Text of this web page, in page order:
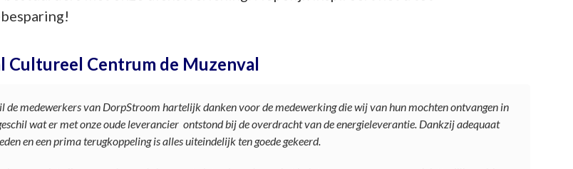
Cultureel Centrum de Muzenval
de medewerkers van DorpStroom hartelijk danken voor de medewerking die wij van hun mochten ontvangen in
wat er met onze oude leverancier ontstond bij de overdracht van de energieleverantie. Dankzij adequaat
en een prima terugkoppeling is alles uiteindelijk ten goede gekeerd.